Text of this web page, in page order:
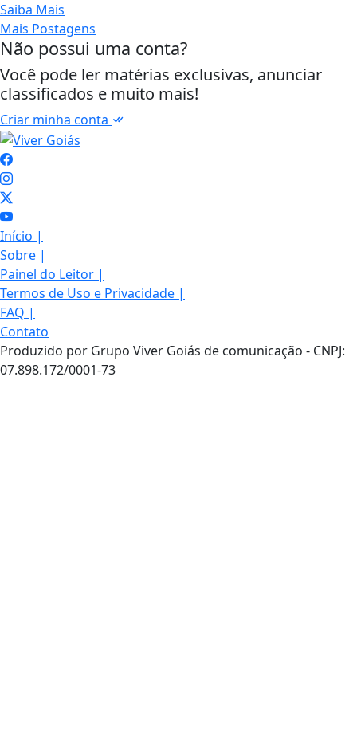
Saiba Mais
Mais Postagens
Não possui uma conta?
Você pode ler matérias exclusivas, anunciar
classificados e muito mais!
Criar minha conta
Início |
Sobre |
Painel do Leitor |
Termos de Uso e Privacidade |
FAQ |
Contato
Produzido por Grupo Viver Goiás de comunicação - CNPJ:
07.898.172/0001-73